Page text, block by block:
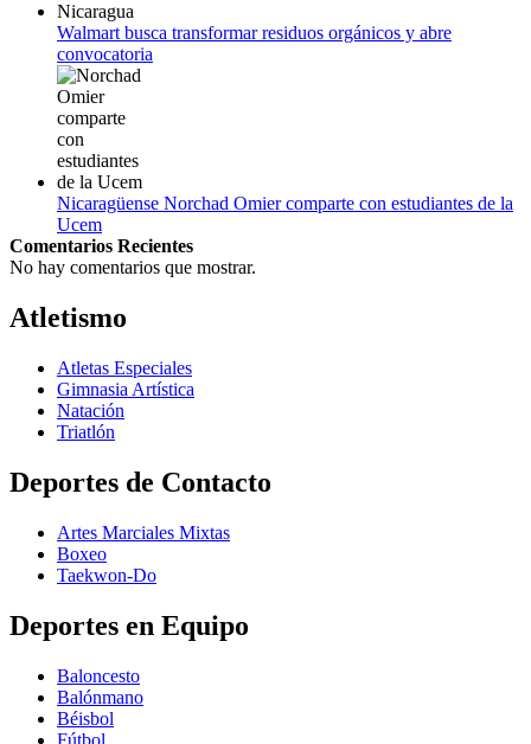
Walmart busca transformar residuos orgánicos y abre
convocatoria
Nicaragüense Norchad Omier comparte con estudiantes de la
Ucem
Comentarios Recientes
No hay comentarios que mostrar.
Atletismo
Atletas Especiales
Gimnasia Artística
Natación​
Triatlón​
Deportes de Contacto
Artes Marciales Mixtas
Boxeo
Taekwon-Do
Deportes en Equipo
Baloncesto
Balónmano
Béisbol
Fútbol